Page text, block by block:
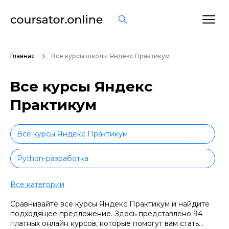
Главная Все курсы школы Яндекс Практикум
Все курсы Яндекс
Практикум
Все курсы Яндекс Практикум
Python-разработка
Product-менеджмент
Project-менеджмент
Все категории
Сравнивайте все курсы Яндекс Практикум и найдите
подходящее предложение. Здесь представлено 94
платных онлайн курсов, которые помогут вам стать